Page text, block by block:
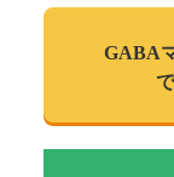
GABA
で